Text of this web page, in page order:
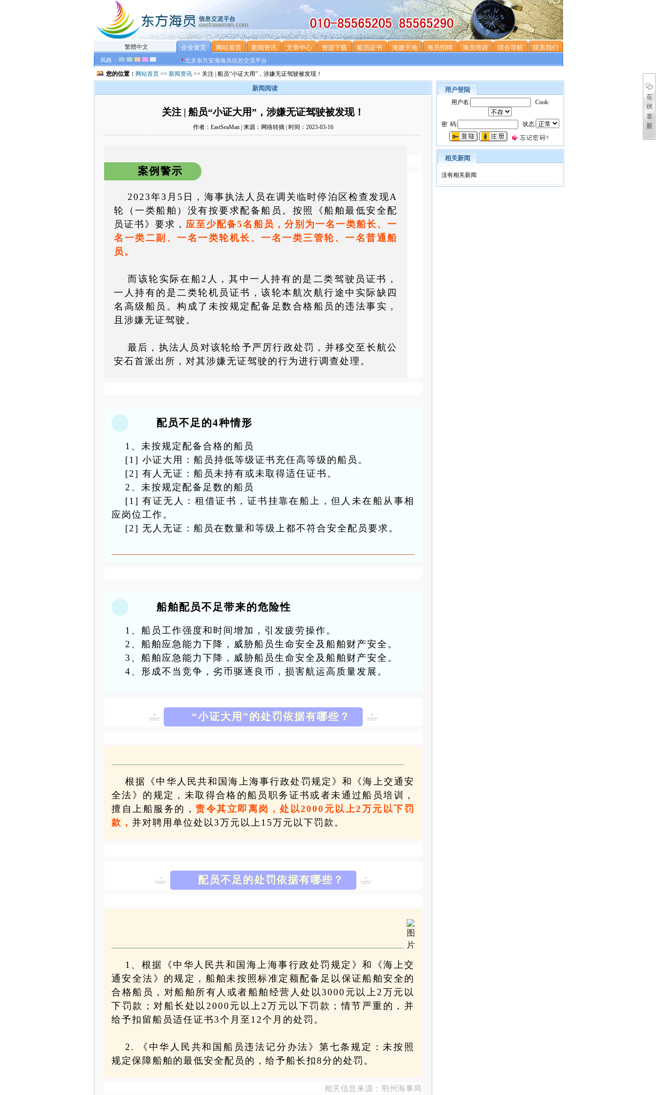
繁體中文
风格：
企业黄页 网站首页 新闻资讯 文章中心 资源下载 船员证书 海嫂天地 海员招聘 海员培训 综合导航 联系我们
北京东方安海海员信息交流平台
您的位置： 网站首页 >> 新闻资讯 >> 关注 | 船员“小证大用”，涉嫌无证驾驶被发现！
新闻阅读
关注 | 船员“小证大用”，涉嫌无证驾驶被发现！
作者：EastSeaMan | 来源：网络转摘 | 时间：2023-03-16
案例警示
2023年3月5日，海事执法人员在调关临时停泊区检查发现A
轮（一类船舶）没有按要求配备船员。按照《船舶最低安全配
员证书》要求， 应至少配备5名船员，分别为一名一类船长、一
名一类二副、一名一类轮机长、一名一类三管轮、一名普通船
员。
而该轮实际在船2人 ，其中一人持有的是二类驾驶员证书，
一人持有的是二类轮机员证书，该轮本航次航行途中实际缺四
名高级船员。构成了未按规定配备足数合格船员的违法事实，
且涉嫌无证驾驶。
最后，执法人员对该轮给予 严厉行政处罚 ，并移交至长航公
安石首派出所，对其涉嫌无证驾驶的行为进行调查处理。
配员不足的4种情形
1、 未按规定配备合格的船员
[1] 小证大用：船员持低等级证书充任高等级的船员。
[2] 有人无证：船员未持有或未取得适任证书。
2 、 未按规定配备足数的船员
[1] 有证无人：租借证书，证书挂靠在船上，但人未在船从事相
应岗位工作。
[2] 无人无证：船员在数量和等级上都不符合安全配员要求。
船舶配员不足带来的危险性
1、 船员工作强度和时间增加，引发疲劳操作。
2、 船舶应急能力下降，威胁船员生命安全及船舶财产安全。
3、 船舶应急能力下降，威胁船员生命安全及船舶财产安全。
4、 形成不当竞争，劣币驱逐良币，损害航运高质量发展。
“小证大用”的处罚依据有哪些？
根据《中华人民共和国海上海事行政处罚规定》和《海上交通安
全法》的规定，未取得合格的船员职务证书或者未通过船员培训，
擅自上船服务的，责令其立即离岗，处以2000元以上2万元以下罚
款， 并对聘用单位处以3万元以上15万元以下罚款。
配员不足的处罚依据有哪些？
1、根据 《中华人民共和国海上海事行政处罚规定》和
《海上交
通安全法》的规定，船舶未按照标准定额配备足以保证船舶安全的
合格船员，对船舶所有人或者船舶经营人处以3000元以上2万元以
下罚款；对船长处以2000元以上2万元以下罚款；情节严重的，并
给予扣留船员适任证书3个月至12个月的处罚。
2. 《中华人民共和国船员违法记分办法》第七条规定： 未按照
规定保障船舶的最低安全配员的，给予船长扣8分的处罚。
相关信息来源：荆州海事局
用户登陆
用户名: Cook:
密 码: 状态:
相关新闻
没有相关新闻